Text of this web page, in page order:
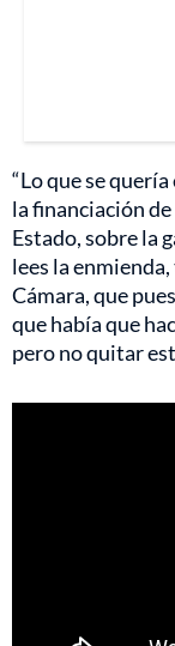
“Lo que se
la financiación
Estado, sobre la
lees la
Cámara, que
que había que
pero no quitar